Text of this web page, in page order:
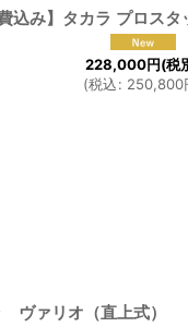
費込み】タカラ プロスタ
228,000円(税
(税込: 250,800
ヴァリオ（直上式）